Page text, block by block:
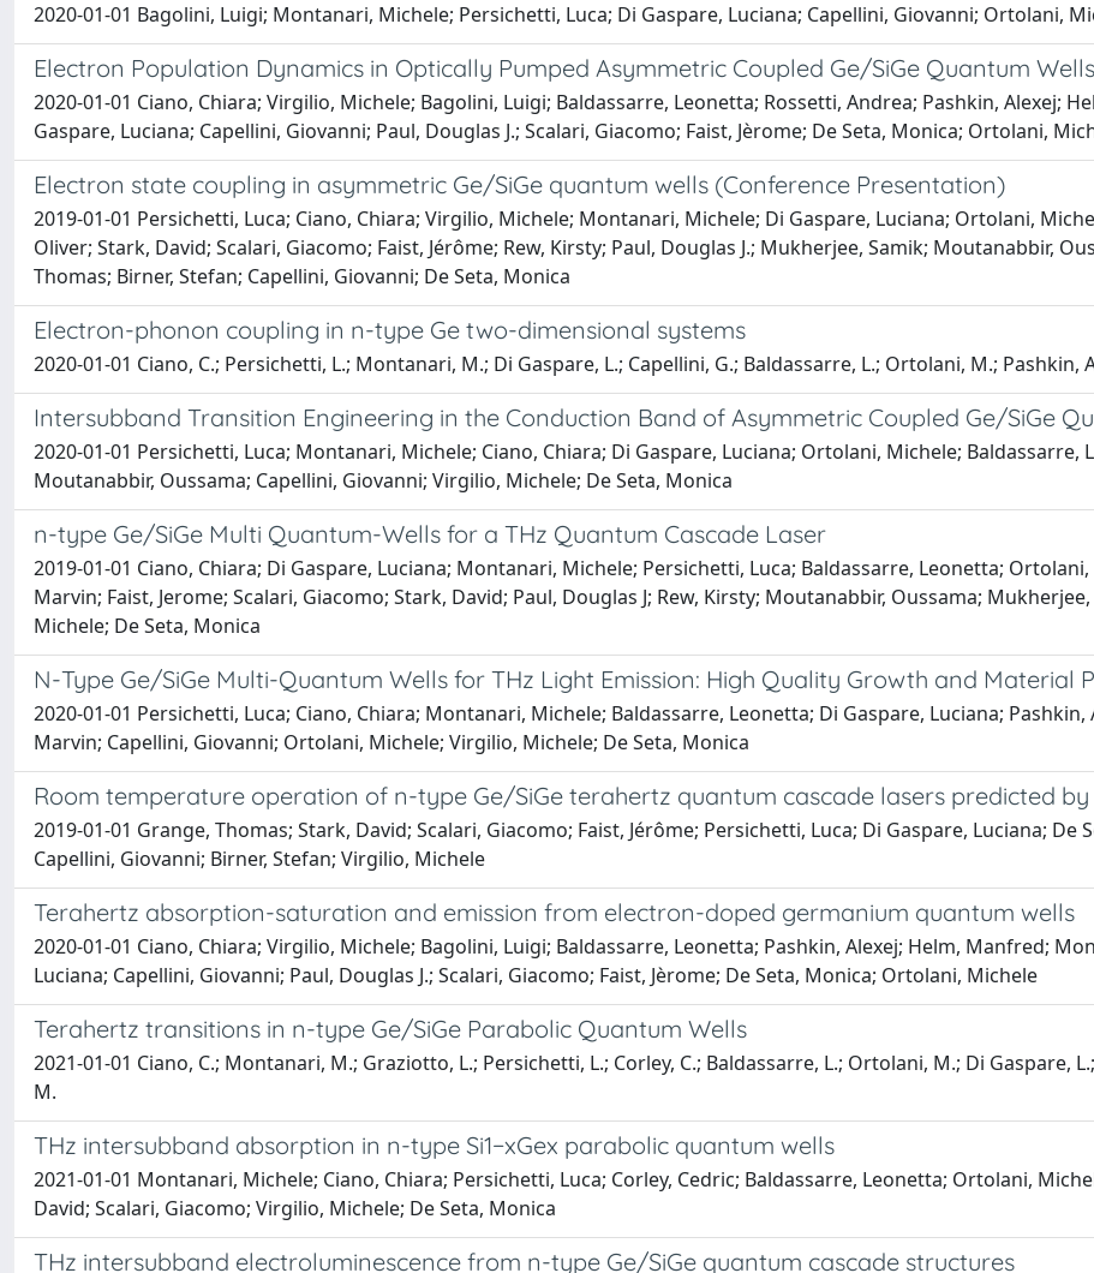
2020-01-01 Bagolini, Luigi; Montanari, Michele; Persichetti, Luca; Di Gaspare, Luciana; Capellini, Giovanni; Ortolani,
Electron Population Dynamics in Optically Pumped Asymmetric Coupled Ge/SiGe Quantum
2020-01-01 Ciano, Chiara; Virgilio, Michele; Bagolini, Luigi; Baldassarre, Leonetta; Rossetti, Andrea; Pashkin, Alexej;
Gaspare, Luciana; Capellini, Giovanni; Paul, Douglas J.; Scalari, Giacomo; Faist, Jèrome; De Seta, Monica; Ortolani,
Electron state coupling in asymmetric Ge/SiGe quantum wells (Conference Presentation)
2019-01-01 Persichetti, Luca; Ciano, Chiara; Virgilio, Michele; Montanari, Michele; Di Gaspare, Luciana; Ortolani,
Oliver; Stark, David; Scalari, Giacomo; Faist, Jérôme; Rew, Kirsty; Paul, Douglas J.; Mukherjee, Samik; Moutanabbir,
Thomas; Birner, Stefan; Capellini, Giovanni; De Seta, Monica
Electron-phonon coupling in n-type Ge two-dimensional systems
2020-01-01 Ciano, C.; Persichetti, L.; Montanari, M.; Di Gaspare, L.; Capellini, G.; Baldassarre, L.; Ortolani, M.; Pashkin,
Intersubband Transition Engineering in the Conduction Band of Asymmetric Coupled Ge/SiGe
2020-01-01 Persichetti, Luca; Montanari, Michele; Ciano, Chiara; Di Gaspare, Luciana; Ortolani, Michele;
Moutanabbir, Oussama; Capellini, Giovanni; Virgilio, Michele; De Seta, Monica
n-type Ge/SiGe Multi Quantum-Wells for a THz Quantum Cascade Laser
2019-01-01 Ciano, Chiara; Di Gaspare, Luciana; Montanari, Michele; Persichetti, Luca; Baldassarre, Leonetta;
Marvin; Faist, Jerome; Scalari, Giacomo; Stark, David; Paul, Douglas J; Rew, Kirsty; Moutanabbir, Oussama;
Michele; De Seta, Monica
N-Type Ge/SiGe Multi-Quantum Wells for THz Light Emission: High Quality Growth and Material
2020-01-01 Persichetti, Luca; Ciano, Chiara; Montanari, Michele; Baldassarre, Leonetta; Di Gaspare, Luciana;
Marvin; Capellini, Giovanni; Ortolani, Michele; Virgilio, Michele; De Seta, Monica
Room temperature operation of n-type Ge/SiGe terahertz quantum cascade lasers predicted
2019-01-01 Grange, Thomas; Stark, David; Scalari, Giacomo; Faist, Jérôme; Persichetti, Luca; Di Gaspare, Luciana; De
Capellini, Giovanni; Birner, Stefan; Virgilio, Michele
Terahertz absorption-saturation and emission from electron-doped germanium quantum wells
2020-01-01 Ciano, Chiara; Virgilio, Michele; Bagolini, Luigi; Baldassarre, Leonetta; Pashkin, Alexej; Helm, Manfred;
Luciana; Capellini, Giovanni; Paul, Douglas J.; Scalari, Giacomo; Faist, Jèrome; De Seta, Monica; Ortolani, Michele
Terahertz transitions in n-type Ge/SiGe Parabolic Quantum Wells
2021-01-01 Ciano, C.; Montanari, M.; Graziotto, L.; Persichetti, L.; Corley, C.; Baldassarre, L.; Ortolani, M.; Di Gaspare,
M.
THz intersubband absorption in n-type Si1−xGex parabolic quantum wells
2021-01-01 Montanari, Michele; Ciano, Chiara; Persichetti, Luca; Corley, Cedric; Baldassarre, Leonetta; Ortolani,
David; Scalari, Giacomo; Virgilio, Michele; De Seta, Monica
THz intersubband electroluminescence from n-type Ge/SiGe quantum cascade structures